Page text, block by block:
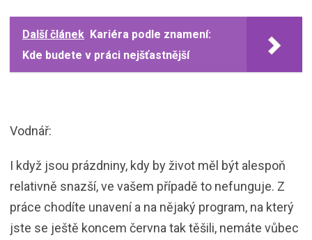
Další článek Kariéra podle znamení:
Kde budete v práci nejšťastnější
Vodnář:
I když jsou prázdniny, kdy by život měl být alespoň
relativně snazší, ve vašem případě to nefunguje. Z
práce chodíte unavení a na nějaký program, na který
jste se ještě koncem června tak těšili, nemáte vůbec